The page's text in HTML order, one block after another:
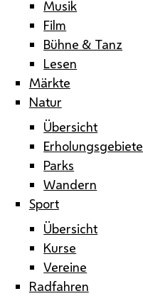
Musik
Film
Bühne & Tanz
Lesen
Märkte
Natur
Übersicht
Erholungsgebiete
Parks
Wandern
Sport
Übersicht
Kurse
Vereine
Radfahren